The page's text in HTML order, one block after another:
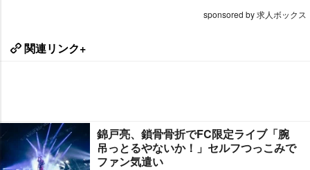
sponsored by 求人ボックス
関連リンク+
錦戸亮、鎖骨骨折でFC限定ライブ「腕
吊っとるやないか！」セルフつっこみで
ファン気遣い